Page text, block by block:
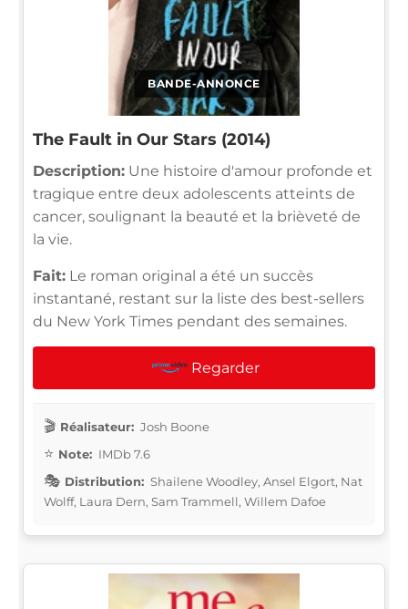
BANDE-ANNONCE
The Fault in Our Stars (2014)
Description: Une histoire d'amour profonde et
tragique entre deux adolescents atteints de
cancer, soulignant la beauté et la brièveté de
la vie.
Fait: Le roman original a été un succès
instantané, restant sur la liste des best-sellers
du New York Times pendant des semaines.
Regarder
Réalisateur: Josh Boone
Note: IMDb 7.6
Distribution: Shailene Woodley, Ansel Elgort, Nat
Wolff, Laura Dern, Sam Trammell, Willem Dafoe